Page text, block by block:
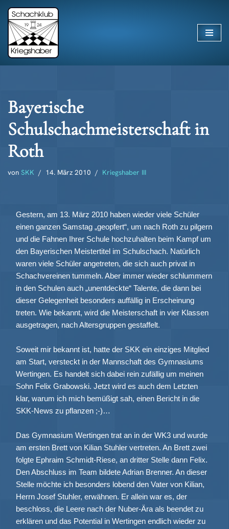
Zum
Inhalt
springen
Bayerische
Schulschachmeisterschaft in
Roth
von SKK 14. März 2010 Kriegshaber III
Gestern, am 13. März 2010 haben wieder viele Schüler
einen ganzen Samstag „geopfert“, um nach Roth zu pilgern
und die Fahnen Ihrer Schule hochzuhalten beim Kampf um
den Bayerischen Meistertitel im Schulschach. Natürlich
waren viele Schüler angetreten, die sich auch privat in
Schachvereinen tummeln. Aber immer wieder schlummern
in den Schulen auch „unentdeckte“ Talente, die dann bei
dieser Gelegenheit besonders auffällig in Erscheinung
treten. Wie bekannt, wird die Meisterschaft in vier Klassen
ausgetragen, nach Altersgruppen gestaffelt.
Soweit mir bekannt ist, hatte der SKK ein einziges Mitglied
am Start, versteckt in der Mannschaft des Gymnasiums
Wertingen. Es handelt sich dabei rein zufällig um meinen
Sohn Felix Grabowski. Jetzt wird es auch dem Letzten
klar, warum ich mich bemüßigt sah, einen Bericht in die
SKK-News zu pflanzen ;-)…
Das Gymnasium Wertingen trat an in der WK3 und wurde
am ersten Brett von Kilian Stuhler vertreten. An Brett zwei
folgte Ephraim Schmidt-Riese, an dritter Stelle dann Felix.
Den Abschluss im Team bildete Adrian Brenner. An dieser
Stelle möchte ich besonders lobend den Vater von Kilian,
Herrn Josef Stuhler, erwähnen. Er allein war es, der
beschloss, die Leere nach der Nuber-Ära als beendet zu
erklären und das Potential in Wertingen endlich wieder zu